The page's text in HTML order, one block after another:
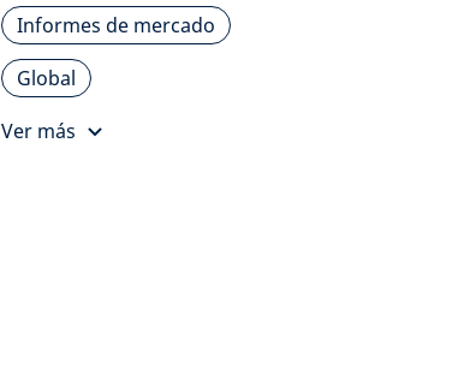
Informes de mercado
Global
Ver más